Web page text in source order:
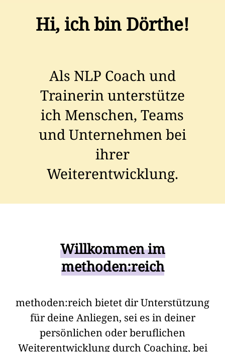
Hi, ich bin Dörthe!
Als NLP Coach und
Trainerin unterstütze
ich Menschen, Teams
und Unternehmen bei
ihrer
Weiterentwicklung.
Willkommen im
methoden:reich
methoden:reich bietet dir Unterstützung
für deine Anliegen, sei es in deiner
persönlichen oder beruflichen
Weiterentwicklung durch Coaching, bei